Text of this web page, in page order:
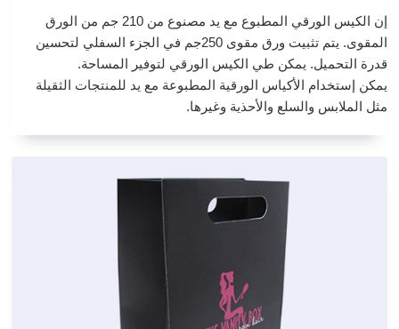
إن الكيس الورقي المطبوع مع يد مصنوع من 210 جم من الورق
المقوى. يتم تثبيت ورق مقوى 250جم في الجزء السفلي لتحسين
قدرة التحميل. يمكن طي الكيس الورقي لتوفير المساحة.
يمكن إستخدام الأكياس الورقية المطبوعة مع يد للمنتجات الثقيلة
مثل الملابس والسلع والأحذية وغيرها.